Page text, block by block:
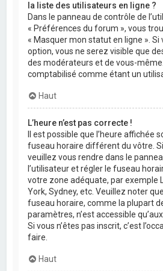
la liste des utilisateurs en ligne ?
Dans le panneau de contrôle de
« Préférences du forum », vous
« Masquer mon statut en ligne ».
option, vous ne serez visible que
des modérateurs et de vous-
comptabilisé comme étant un
Haut
L’heure n’est pas correcte !
Il est possible que l’heure affichée
fuseau horaire différent du vôtre.
veuillez vous rendre dans le
l’utilisateur et régler le fuseau
votre zone adéquate, par exemple
York, Sydney, etc. Veuillez noter
fuseau horaire, comme la plupart
paramètres, n’est accessible
Si vous n’êtes pas inscrit, c’est
faire.
Haut